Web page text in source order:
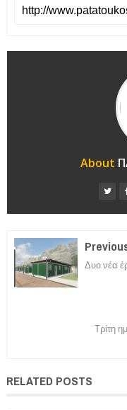
About
Δυο νέα
Τρίτη
RELATED POSTS